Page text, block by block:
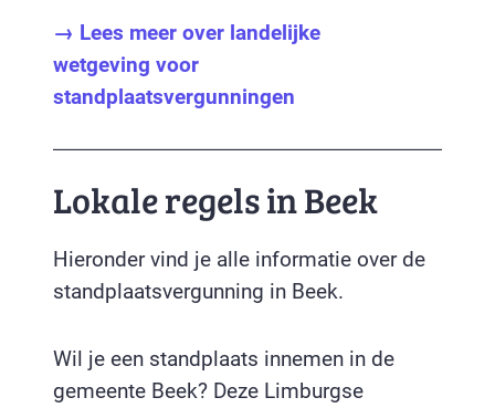
→ Lees meer over landelijke
wetgeving voor
standplaatsvergunningen
Lokale regels in Beek
Hieronder vind je alle informatie over de
standplaatsvergunning in Beek.
Wil je een standplaats innemen in de
gemeente Beek? Deze Limburgse